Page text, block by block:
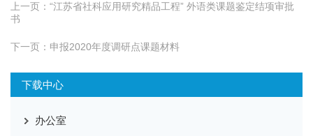
上一页： “江苏省社科应用研究精品工程” 外语类课题鉴定结项审批
书
下一页： 申报2020年度调研点课题材料
下载中心
办公室